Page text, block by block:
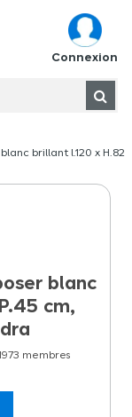
Connexion
brillant l.120 x H.82
blanc
cm,
membres
et